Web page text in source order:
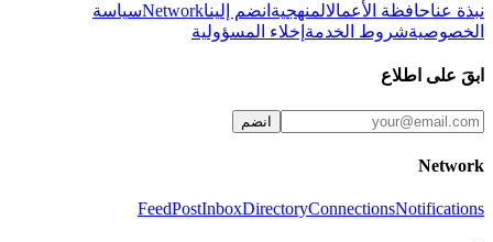
نبذة عناحافظة الأعمالالمنهجية انضم إليناNetworkسياسة
الخصوصيةشروط الخدمة إخلاء المسؤولية
ابقَ على اطلاع
انضم
Network
FeedPostInboxDirectoryConnectionsNotifications